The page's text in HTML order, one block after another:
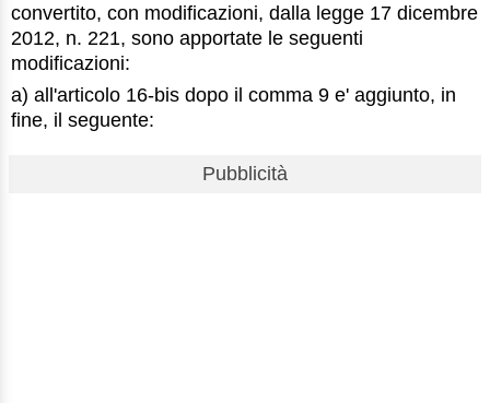
convertito, con modificazioni, dalla legge 17 dicembre
2012, n. 221, sono apportate le seguenti
modificazioni:
a) all'articolo 16-bis dopo il comma 9 e' aggiunto, in
fine, il seguente:
Pubblicità